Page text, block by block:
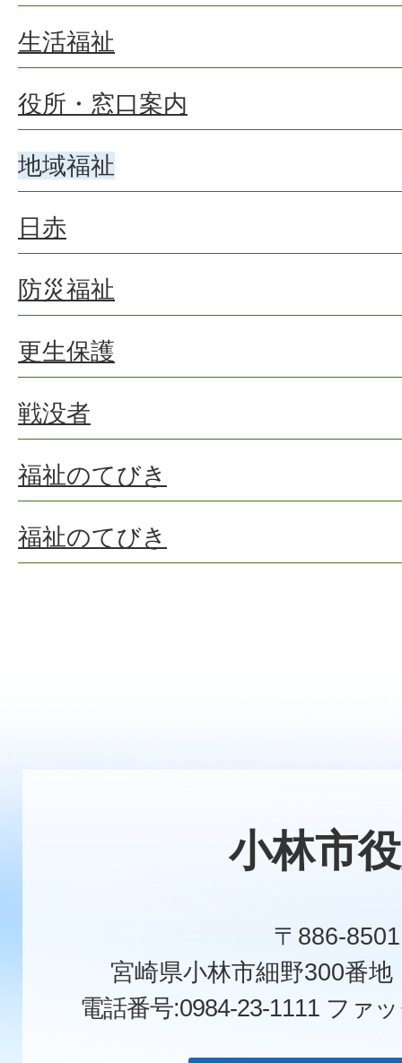
生活福祉
役所・窓口案内
地域福祉
日赤
防災福祉
更生保護
戦没者
福祉のてびき
福祉のてびき
小林市
〒886-8501
宮崎県小林市細野300番
電話番号:0984-23-1111 ファ